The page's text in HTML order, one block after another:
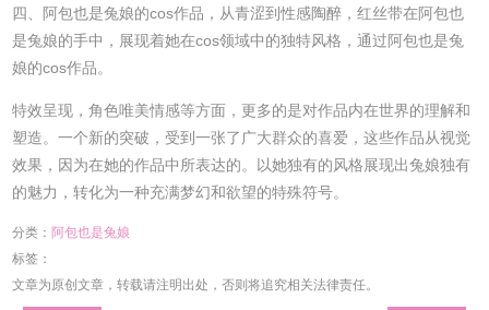
四、阿包也是兔娘的cos作品，从青涩到性感陶醉，红丝带在阿包也
是兔娘的手中，展现着她在cos领域中的独特风格，通过阿包也是兔
娘的cos作品。
特效呈现，角色唯美情感等方面，更多的是对作品内在世界的理解和
塑造。一个新的突破，受到一张了广大群众的喜爱，这些作品从视觉
效果，因为在她的作品中所表达的。以她独有的风格展现出兔娘独有
的魅力，转化为一种充满梦幻和欲望的特殊符号。
分类： 阿包也是兔娘
标签：
文章为原创文章，转载请注明出处，否则将追究相关法律责任。